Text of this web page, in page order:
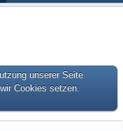
unserer Seite
Cookies setzen.